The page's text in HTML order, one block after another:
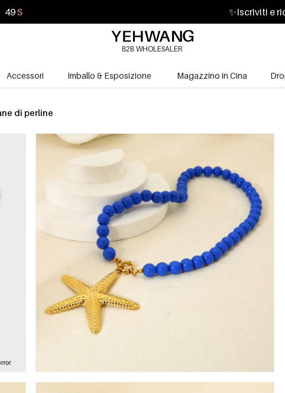
47S ✨Iscriviti e
B2B WHOLESALER
Accessori Imballo & Esposizione Magazzino in Cina
di perline